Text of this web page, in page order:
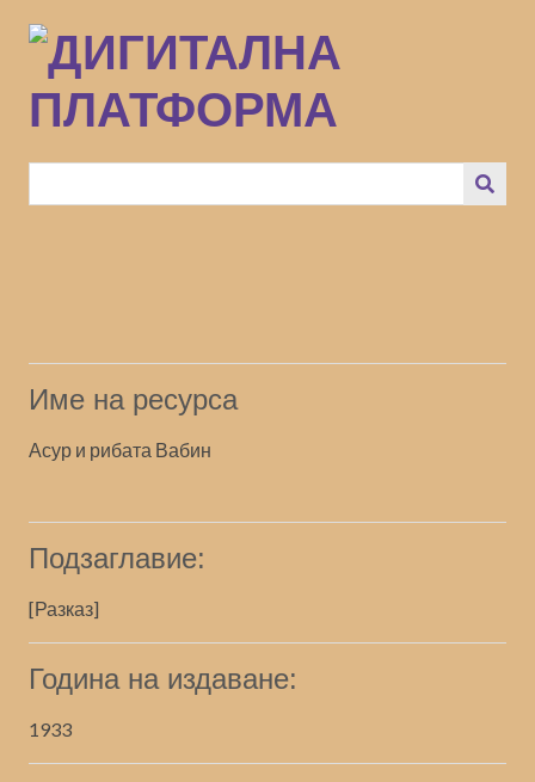
към
основното
съдържание
Име на ресурса
Асур и рибата Вабин
Подзаглавие:
[Разказ]
Година на издаване:
1933